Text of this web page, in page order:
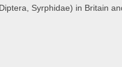
Syrphidae) in Britain